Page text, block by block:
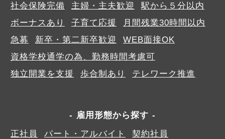
社会保険完備
主婦・主夫歓迎
駅から５分以内
ボーナスあり
子育て応援
月間残業30時間以内
急募
新卒・第二新卒歓迎
WEB面接OK
資格学校通学の為、勤務時間考慮可
独立開業を支援
歩合制あり テレワーク推進
雇用形態から探す
正社員
パート・アルバイト 契約社員